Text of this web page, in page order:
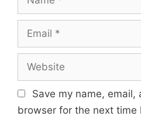
Email
Website
Save my name,
browser for the next time